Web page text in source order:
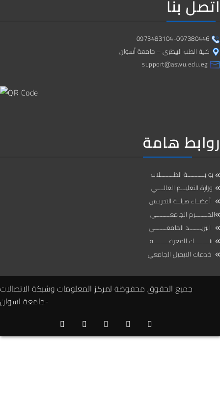
اتصل بنا
0973483104-097380446
support@aswu.edu.eg
روابط هامة
وزارة التعليـــم العالــــي
أعضــاء هيئــة التدريـس
الحـــــــرم الجامعــــــــي
البريـــــــد الجامعـــــــي
بنـــــــــك المعرفـــــــــة
جميع الحقوق محفوظة لمركز المعلومات وشبكة الاتصالات
-جامعة اسوان